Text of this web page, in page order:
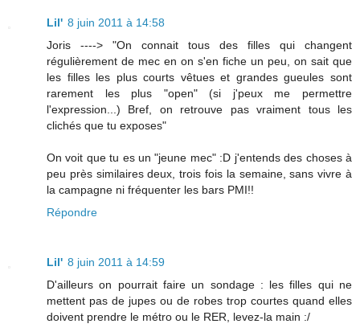
Lil' 8 juin 2011 à 14:58
Joris ----> "On connait tous des filles qui changent
régulièrement de mec en on s'en fiche un peu, on sait que
les filles les plus courts vêtues et grandes gueules sont
rarement les plus "open" (si j'peux me permettre
l'expression...) Bref, on retrouve pas vraiment tous les
clichés que tu exposes"
On voit que tu es un "jeune mec" :D j'entends des choses à
peu près similaires deux, trois fois la semaine, sans vivre à
la campagne ni fréquenter les bars PMI!!
Répondre
Lil' 8 juin 2011 à 14:59
D'ailleurs on pourrait faire un sondage : les filles qui ne
mettent pas de jupes ou de robes trop courtes quand elles
doivent prendre le métro ou le RER, levez-la main :/